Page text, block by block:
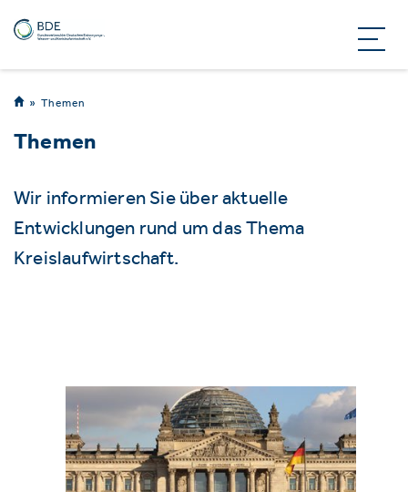
Themen
Themen
Wir informieren Sie über aktuelle
Entwicklungen rund um das Thema
Kreislaufwirtschaft.